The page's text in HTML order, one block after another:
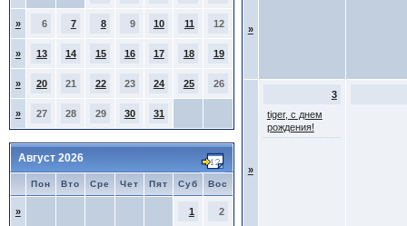
» 6 7 8 9 10 11 12
» 13 14 15 16 17 18 19
» 20 21 22 23 24 25 26
» 27 28 29 30 31
Август 2026
Пон Вто Сре Чет Пят Суб Вос
» 1 2
»
»
3
tiger, с днем
рождения!